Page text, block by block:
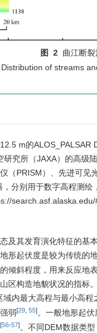
图 2 曲江断
Distribution of streams
m的
究所（JAXA）的高级
（PRISM）、先进可
分别用于数字高程测
search.asf.alaska.edu/
及其发育演化特征的基
形起伏度是较为传统的
倾斜程度，用来反应地
区构造地貌状况的指标
域内最大高程与最小高
弱[29 55]。一般地形起
[56-57]。不同DEM数据类